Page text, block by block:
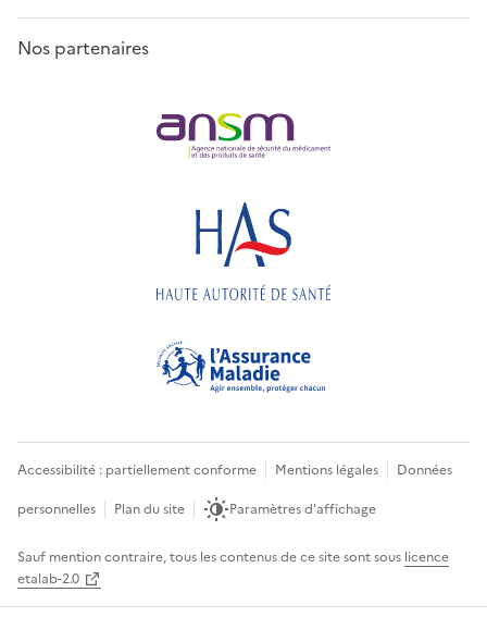
Nos partenaires
Accessibilité : partiellement conforme Mentions légales
Données
personnelles
Plan du site Paramètres d'affichage
Sauf mention contraire, tous les contenus de ce site sont sous licence
etalab-2.0